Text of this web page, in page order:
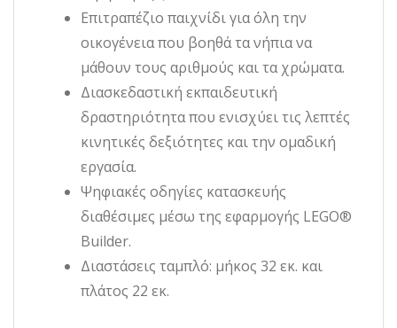
Επιτραπέζιο παιχνίδι για όλη την
οικογένεια που βοηθά τα νήπια να
μάθουν τους αριθμούς και τα χρώματα.
Διασκεδαστική εκπαιδευτική
δραστηριότητα που ενισχύει τις λεπτές
κινητικές δεξιότητες και την ομαδική
εργασία.
Ψηφιακές οδηγίες κατασκευής
διαθέσιμες μέσω της εφαρμογής LEGO®
Builder.
Διαστάσεις ταμπλό: μήκος 32 εκ. και
πλάτος 22 εκ.